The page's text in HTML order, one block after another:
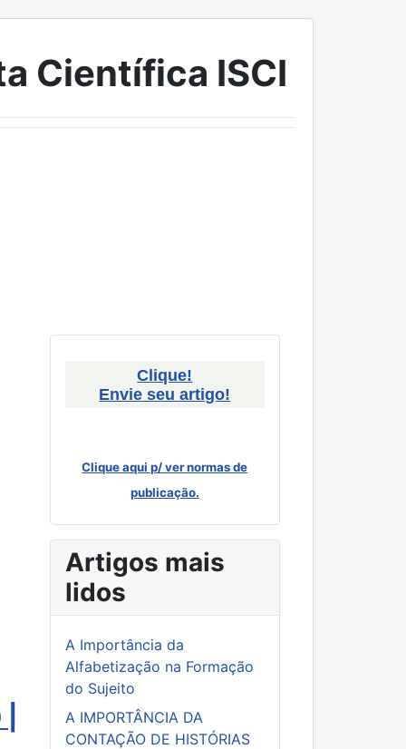
Científica ISCI
Clique!
Envie seu artigo!
Clique aqui p/ ver normas de
publicação.
Artigos mais
lidos
A Importância da
Alfabetização na Formação
do Sujeito
A IMPORTÂNCIA DA
CONTAÇÃO DE HISTÓRIAS